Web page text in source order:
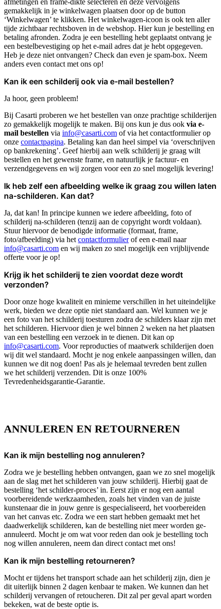
gemakkelijk in je winkelwagen plaatsen door op de button
‘Winkelwagen’ te klikken. Het winkelwagen-icoon is ook ten aller
tijde zichtbaar rechtsboven in de webshop. Hier kun je bestelling en
betaling afronden. Zodra je een bestelling hebt geplaatst ontvang je
een bestelbevestiging op het e-mail adres dat je hebt opgegeven.
Heb je deze niet ontvangen? Check dan even je spam-box. Neem
anders even contact met ons op!
Kan ik een schilderij ook via e-mail bestellen?
Ja hoor, geen probleem!
Bij Casarti proberen we het bestellen van onze prachtige schilderijen
zo gemakkelijk mogelijk te maken. Bij ons kun je dus ook via e-
mail bestellen via info@casarti.com of via het contactformulier op
onze contactpagina. Betaling kan dan heel simpel via ‘overschrijven
op bankrekening’. Geef hierbij aan welk schilderij je graag wilt
bestellen en het gewenste frame, en natuurlijk je factuur- en
verzendgegevens en wij zorgen voor een zo snel mogelijk levering!
Ik heb zelf een afbeelding welke ik graag zou willen laten
na-schilderen. Kan dat?
Ja, dat kan! In principe kunnen we iedere afbeelding, foto of
schilderij na-schilderen (tenzij aan de copyright wordt voldaan).
Stuur hiervoor de benodigde informatie (formaat, frame,
foto/afbeelding) via het contactformulierof een e-mail naar
info@casarti.com en wij maken zo snel mogelijk een vrijblijvende
offerte voor je op!
Krijg ik het schilderij te zien voordat deze wordt
verzonden?
Door onze hoge kwaliteit en minieme verschillen in het uiteindelijke
werk, bieden we deze optie niet standaard aan. Wel kunnen we je
een foto van het schilderij toesturen zodra de schilders klaar zijn met
het schilderen. Hiervoor dien je wel binnen 2 weken na het plaatsen
van een bestelling een verzoek in te dienen. Dit kan op
info@casarti.com. Voor reproducties of maatwerk schilderijen doen
wij dit wel standaard. Mocht je nog enkele aanpassingen willen, dan
kunnen we dit nog doen! Pas als je helemaal tevreden bent zullen
we het schilderij verzenden. Dit is onze 100%
Tevredenheidsgarantie-Garantie.
ANNULEREN EN RETOURNEREN
Kan ik mijn bestelling nog annuleren?
Zodra we je bestelling hebben ontvangen, gaan we zo snel mogelijk
aan de slag met het schilderen van jouw schilderij. Hierbij gaat de
bestelling ‘het schilder-proces’ in. Eerst zijn er nog een aantal
voorbereidende werkzaamheden, zoals het vinden van de juiste
kunstenaar die in jouw genre is gespecialiseerd, het voorbereiden
van het canvas etc. Zodra we een start hebben gemaakt met het
daadwerkelijk schilderen, kan de bestelling niet meer worden ge-
annuleerd. Mocht je om wat voor reden dan ook je bestelling toch
nog willen annuleren, neem dan direct contact met ons!
Kan ik mijn bestelling retourneren?
Mocht er tijdens het transport schade aan het schilderij zijn, dien je
dit uiterlijk binnen 2 dagen kenbaar te maken. We kunnen dan het
schilderij vervangen of retoucheren. Dit zal per geval apart worden
bekeken, wat de beste optie is.